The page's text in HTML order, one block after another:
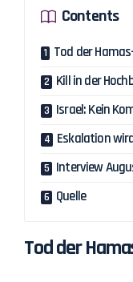
Contents
Tod der
Kill in der
Israel: Kein
Eskalation
Interview
Quelle
Tod der